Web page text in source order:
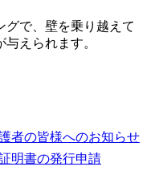
グで、壁を乗り越えて
えられます。